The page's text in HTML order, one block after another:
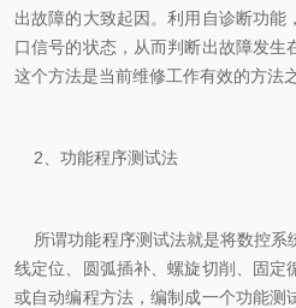
出故障的大致起因。利用自诊断功能
口信号的状态，从而判断出故障发生
这个方法是当前维修工作有效的方法之
2、功能程序测试法
所谓功能程序测试法就是将数控系
线定位、圆弧插补、螺旋切削、固定
或自动编程方法，编制成一个功能测